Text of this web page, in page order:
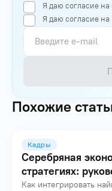
Я даю согласие на
Я даю согласие на
Похожие
Кадры
Серебряная
стратегиях:
Как интегрировать